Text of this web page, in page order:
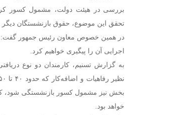
بررسی در هیئت دولت، مشمول کسور
تحقق این موضوع، حقوق بازنشستگان
در همین خصوص معاون رئیس جمهور گفت:
اجرایی آن را پیگیری خواهیم کرد.
به گزارش تسنیم، کارمندان دو نوع
بخش نیز مشمول کسور بازنشستگی شود،
خواهد بود.